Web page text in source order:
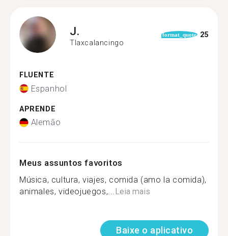
J.
Tlaxcalancingo
format_quote 25
FLUENTE
Espanhol
APRENDE
Alemão
Meus assuntos favoritos
Música, cultura, viajes, comida (amo la comida),
animales, videojuegos,...Leia mais
Baixe o aplicativo